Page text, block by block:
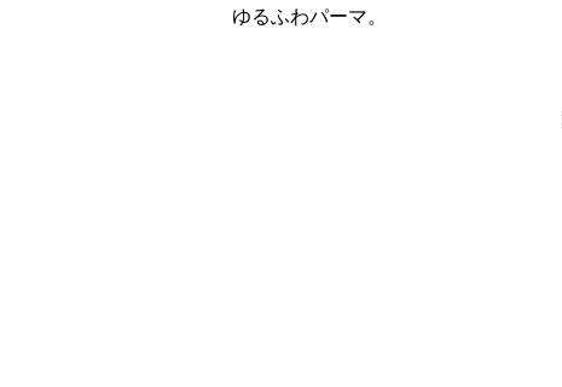
ゆるふわパーマ。